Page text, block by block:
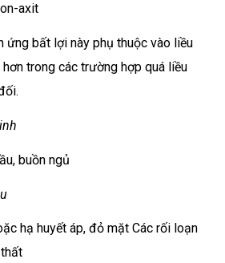
axit
ứng bất lợi này phụ thuộc vào liều
hơn trong các trường hợp quá liều
buồn ngủ
hạ huyết áp, đỏ mặt Các rối loạn